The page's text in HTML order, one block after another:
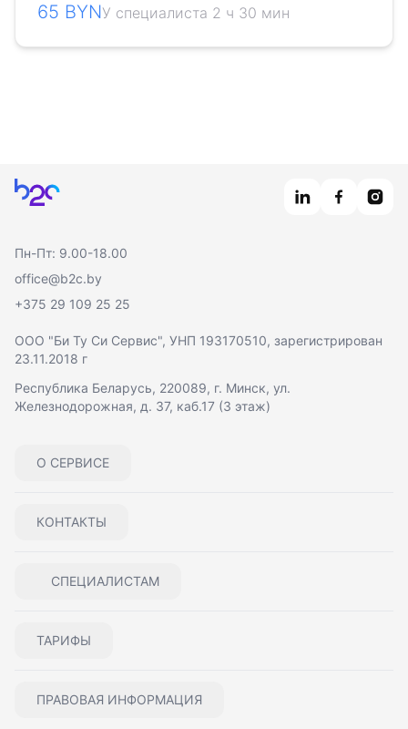
65 BYNУ специалиста 2 ч 30 мин
Главная
Пн-Пт: 9.00-18.00
office@b2c.by
+375 29 109 25 25
О СЕРВИСЕ
КОНТАКТЫ
СПЕЦИАЛИСТАМ
ТАРИФЫ
ПРАВОВАЯ ИНФОРМАЦИЯ
ООО "Би Ту Си Сервис", УНП 193170510, зарегистрирован
23.11.2018 г
Республика Беларусь, 220089, г. Минск, ул.
Железнодорожная, д. 37, каб.17 (3 этаж)